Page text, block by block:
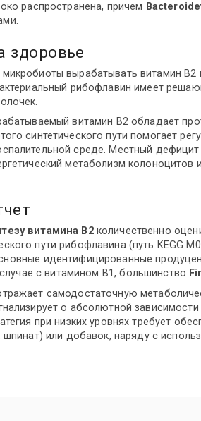
распространена, причем
здоровье
вырабатывать витамин
рибофлавин имеет
витамин B2 обладает
синтетического пути помогает
среде. Местный
метаболизм
витамина B2количественно
пути рибофлавина (путь KEGG
идентифицированные
с витамином B1, большинство
самодостаточную
о абсолютной
при низких уровнях требует
или добавок, наряду с